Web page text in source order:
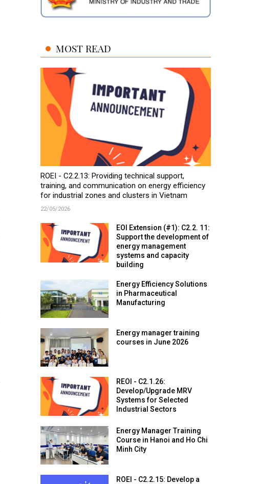
MOST READ
ROEI - C2.2.13: Providing technical support,
training, and communication on energy efficiency
for industrial zones and clusters in Vietnam
22/05/2026
EOI Extension (#1): C2.2. 11:
Support the development of
energy management
systems and capacity
building
Energy Efficiency Solutions
in Pharmaceutical
Manufacturing
Energy manager training
courses in June 2026
REOI - C2.1.26:
Develop/Upgrade MRV
Systems for Selected
Industrial Sectors
Energy Manager Training
Course in Hanoi and Ho Chi
Minh City
ROEI - C2.2.15: Develop a